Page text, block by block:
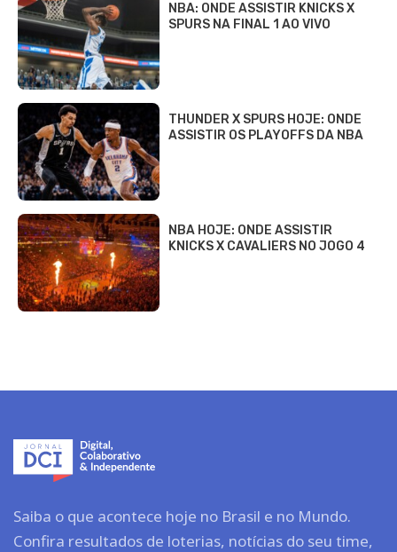
NBA: ONDE ASSISTIR KNICKS X
SPURS NA FINAL 1 AO VIVO
THUNDER X SPURS HOJE: ONDE
ASSISTIR OS PLAYOFFS DA NBA
NBA HOJE: ONDE ASSISTIR
KNICKS X CAVALIERS NO JOGO 4
Saiba o que acontece hoje no Brasil e no Mundo.
Confira resultados de loterias, notícias do seu time,